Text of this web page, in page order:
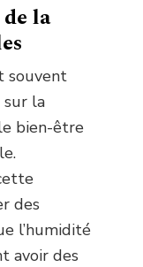
la
souvent
sur la
bien-être
des
l’humidité
avoir des